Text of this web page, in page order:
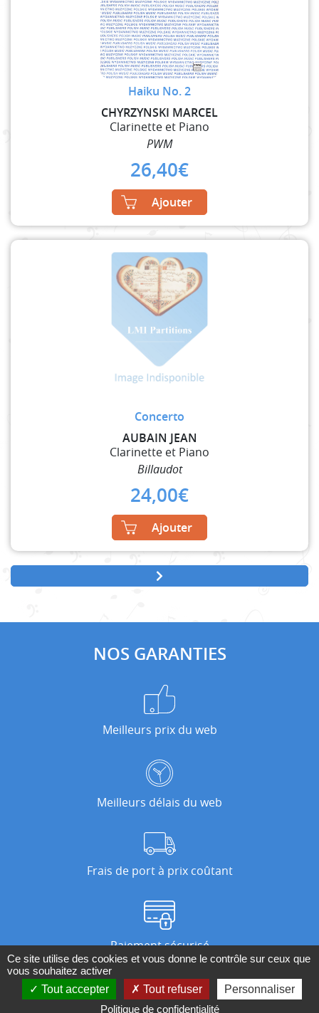
Haiku No. 2
CHYRZYNSKI MARCEL
Clarinette et Piano
PWM
26,40€
Ajouter
Concerto
AUBAIN JEAN
Clarinette et Piano
Billaudot
24,00€
Ajouter
NOS GARANTIES
Meilleurs prix du web
Meilleurs délais du web
Frais de port à prix coûtant
Paiement sécurisé
Nos magasins
Ce site utilise des cookies et vous donne le contrôle sur ceux que
vous souhaitez activer
Tout accepter
Tout refuser
Personnaliser
Politique de confidentialité